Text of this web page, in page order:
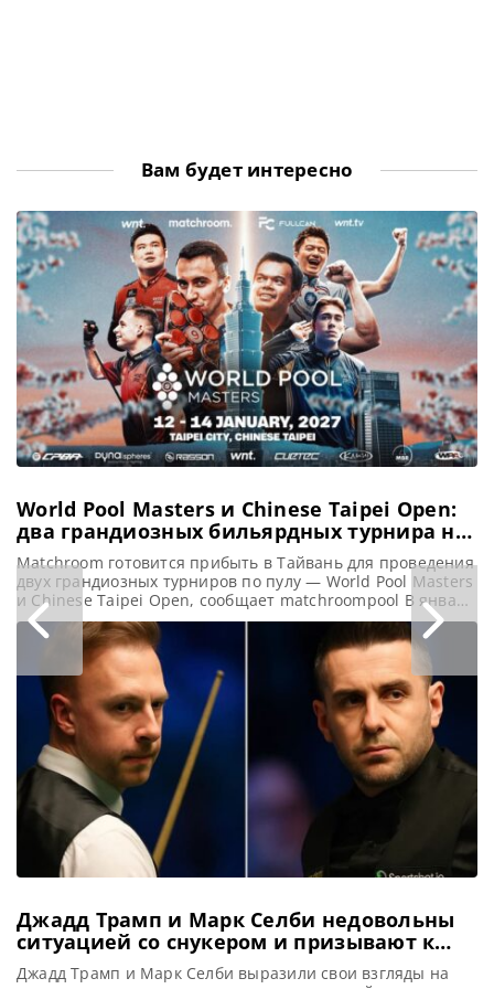
Вам будет интересно
World Pool Masters и Chinese Taipei Open:
два грандиозных бильярдных турнира на
Тайване в январе 2027 года
Matchroom готовится прибыть в Тайвань для проведения
двух грандиозных турниров по пулу — World Pool Masters
и Chinese Taipei Open, сообщает matchroompool В январе
следующего года Китайский Тайбэй станет местом
проведения знаменитого World Pool Masters, который
пройдет одновременно с Chinese Taipei Open. Это
беспрецедентное совместное мероприятие продлится
девять дней и подарит зрителям захватывающую игру в
Джадд Трамп и Марк Селби недовольны
ситуацией со снукером и призывают к
переменам
Джадд Трамп и Марк Селби выразили свои взгляды на